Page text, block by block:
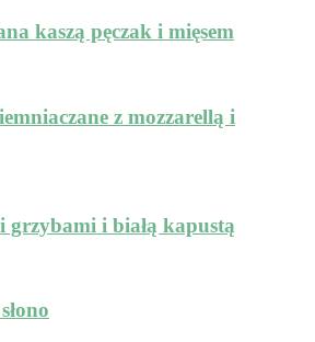
kaszą pęczak i mięsem
z mozzarellą i
grzybami i białą kapustą